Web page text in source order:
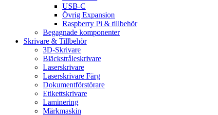
USB-C
Övrig Expansion
Raspberry Pi & tillbehör
Begagnade komponenter
Skrivare & Tillbehör
3D-Skrivare
Bläckstråleskrivare
Laserskrivare
Laserskrivare Färg
Dokumentförstörare
Etikettskrivare
Laminering
Märkmaskin